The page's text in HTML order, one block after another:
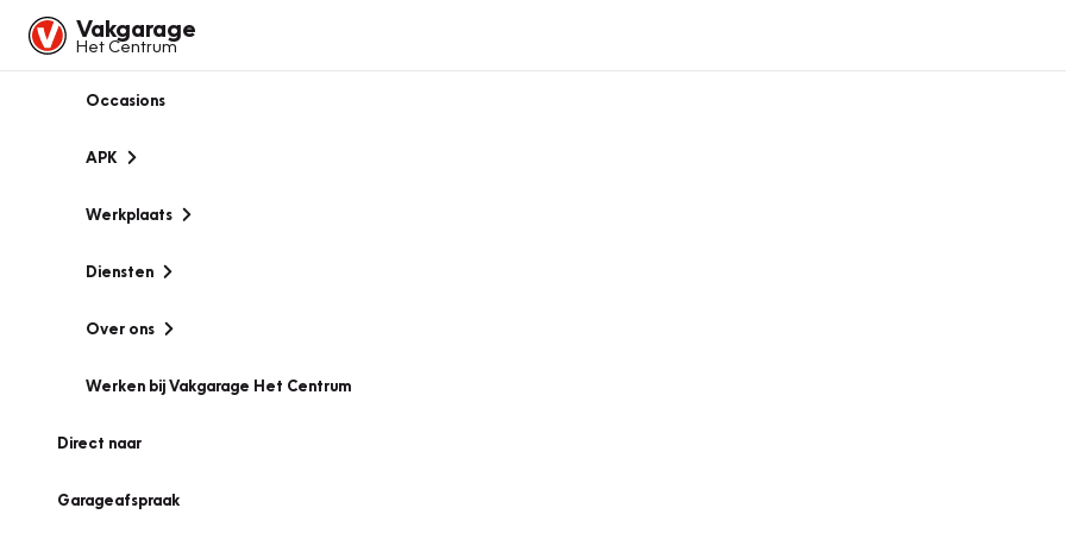
Vakgarage
Het Centrum
Occasions
APK
Werkplaats
Diensten
Over ons
Werken bij Vakgarage Het Centrum
Direct naar
Garageafspraak